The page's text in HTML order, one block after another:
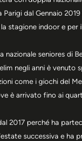
Parigi dal Gennaio
stagione indoor e per
nazionale seniores di
negli anni è venuto
come i giochi del
è arrivato fino ai
2017 perché ha
successiva e ha